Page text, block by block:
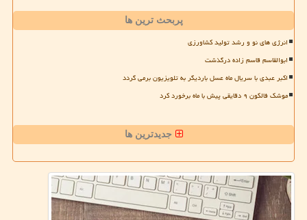
پربحث ترین ها
انرژی های نو و رشد تولید کشاورزی
ابوالقاسم قاسم زاده درگذشت
اکبر عبدی با سریال ماه عسل باردیگر به تلویزیون برمی گردد
موشک فالکون ۹ دقایقی پیش با ماه برخورد کرد
جدیدترین ها